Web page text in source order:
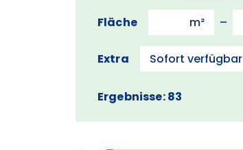
Fläche –
Extra Sofort verfügbar
Ergebnisse: 83